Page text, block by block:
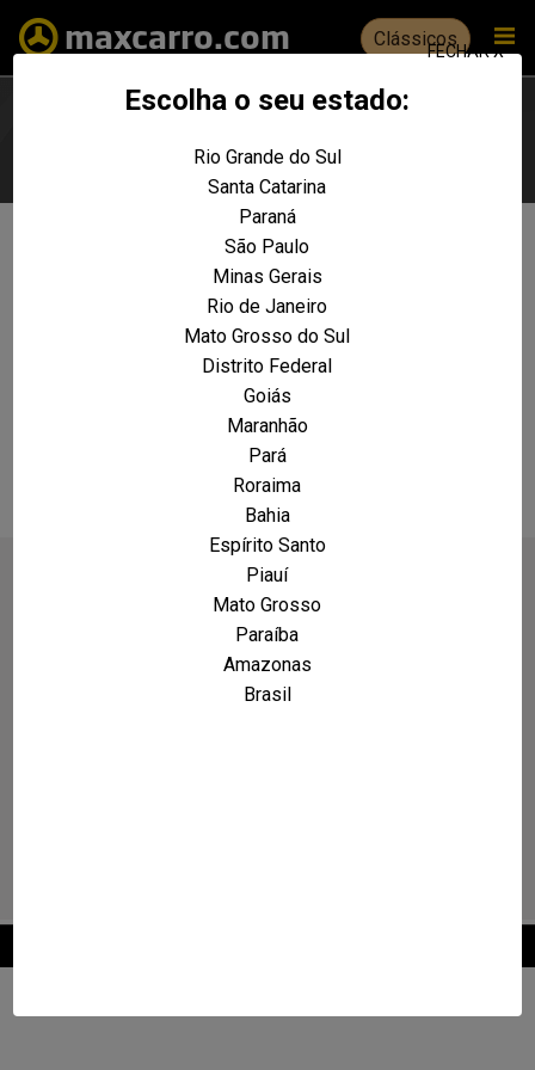
Escolha o seu estado:
FECHAR X
Rio Grande do Sul
Santa Catarina
Paraná
São Paulo
Minas Gerais
Rio de Janeiro
Mato Grosso do Sul
Distrito Federal
Goiás
Maranhão
Pará
Roraima
Bahia
Espírito Santo
Piauí
Mato Grosso
Paraíba
Amazonas
Brasil
Clássicos
Não foram encontrados resultados
para a sua pesquisa:
Mondeo CLX 1.8 4p e 5p
REALIZE UMA NOVA PESQUISA E TENTE ENCONTRAR O VEÍCULO QUE VOCÊ